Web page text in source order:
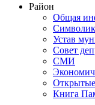
Район
Общая
Устав
Совет
СМИ
Книга